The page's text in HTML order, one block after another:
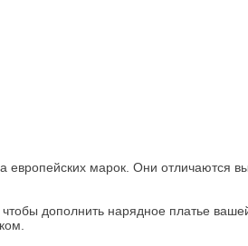
европейских марок. Они отличаются
дополнить нарядное платье